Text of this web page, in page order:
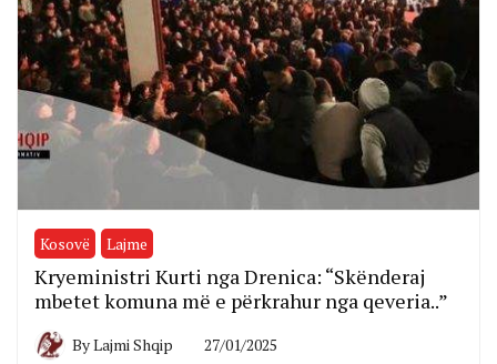
Kosovë Lajme
Kryeministri Kurti nga Drenica: “Skënderaj
mbetet komuna më e përkrahur nga qeveria..”
ByLajmi Shqip 27/01/2025